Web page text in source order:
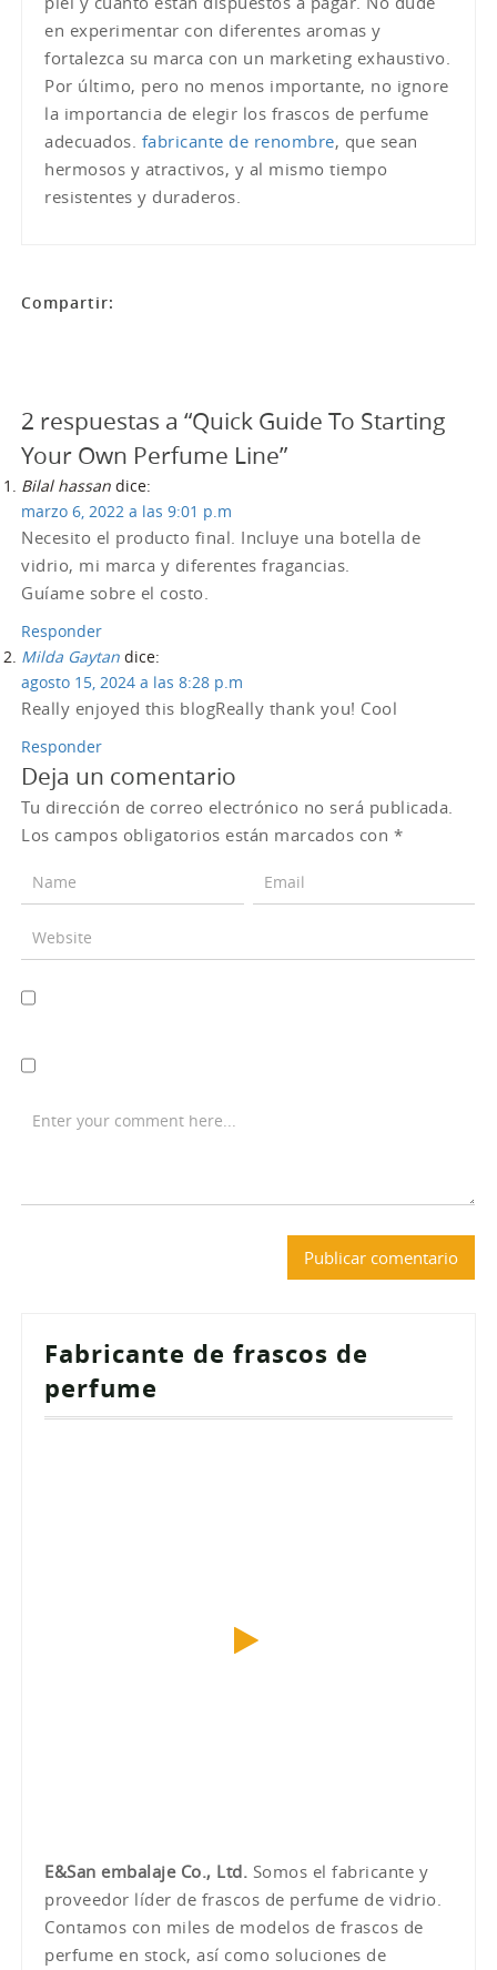
en experimentar con diferentes aromas y
fortalezca su marca con un marketing exhaustivo.
Por último, pero no menos importante, no ignore
la importancia de elegir los frascos de perfume
adecuados. fabricante de renombre, que sean
hermosos y atractivos, y al mismo tiempo
resistentes y duraderos.
Compartir:
2 respuestas a “Quick Guide To Starting
Your Own Perfume Line”
Bilal hassan dice:
marzo 6, 2022 a las 9:01 p.m
Necesito el producto final. Incluye una botella de
vidrio, mi marca y diferentes fragancias.
Guíame sobre el costo.
Responder
Milda Gaytan dice:
agosto 15, 2024 a las 8:28 p.m
Really enjoyed this blogReally thank you! Cool
Responder
Deja un comentario
Tu dirección de correo electrónico no será publicada.
Los campos obligatorios están marcados con *
Fabricante de frascos de
perfume
E&San embalaje Co., Ltd. Somos el fabricante y
proveedor líder de frascos de perfume de vidrio.
Contamos con miles de modelos de frascos de
perfume en stock, así como soluciones de